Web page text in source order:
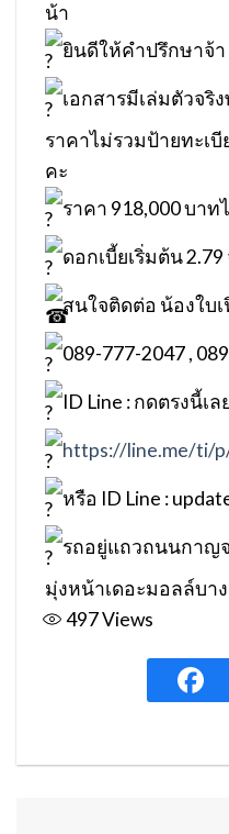
น้า
ยินดีให้คำปรึกษาจ้
เอกสารมีเล่มตัวจริ
ราคาไม่รวมป้ายทะเ
คะ
ราคา 918,000 บาท
ดอกเบี้ยเริ่มต้น 2.79
สนใจติดต่อ น้องใบ
089-777-2047 ,
ID Line : กดตรงนี้เล
https://line.me/ti/
หรือ ID Line :
รถอยู่แถวถนนกาญ
มุ่งหน้าเดอะมอลล์บา
497Views